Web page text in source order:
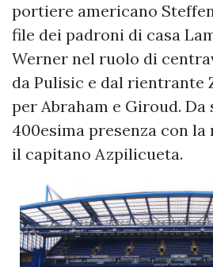
portiere americano
file dei padroni di casa
Werner nel ruolo di
da Pulisic e dal rientrante
per Abraham e Giroud. Da
400esima presenza con la
il capitano Azpilicueta.